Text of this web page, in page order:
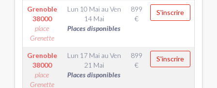
Grenoble
38000
place
Grenette
Lun 10 Maiau Ven
14 Mai
Places disponibles
899
€
S'inscrire
Grenoble
38000
place
Grenette
Lun 17 Maiau Ven
21 Mai
Places disponibles
899
€
S'inscrire